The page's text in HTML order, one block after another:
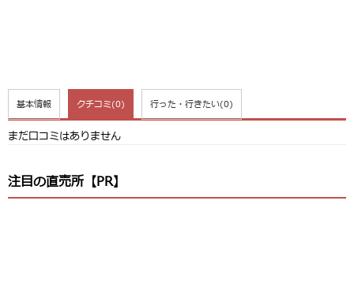
基本情報 クチコミ(0) 行った・行きたい(0)
まだ口コミはありません
注目の直売所【PR】